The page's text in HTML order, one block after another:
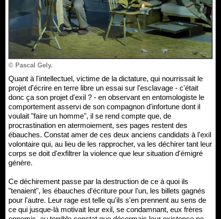
© Pascal Gely.
Quant à l'intellectuel, victime de la dictature, qui nourrissait le
projet d'écrire en terre libre un essai sur l'esclavage - c'était
donc ça son projet d'exil ? - en observant en entomologiste le
comportement asservi de son compagnon d'infortune dont il
voulait "faire un homme", il se rend compte que, de
procrastination en atermoiement, ses pages restent des
ébauches. Constat amer de ces deux anciens candidats à l'exil
volontaire qui, au lieu de les rapprocher, va les déchirer tant leur
corps se doit d'exfiltrer la violence que leur situation d'émigré
génère.
Ce déchirement passe par la destruction de ce à quoi ils
"tenaient", les ébauches d'écriture pour l'un, les billets gagnés
pour l'autre. Leur rage est telle qu'ils s'en prennent au sens de
ce qui jusque-là motivait leur exil, se condamnant, eux frères